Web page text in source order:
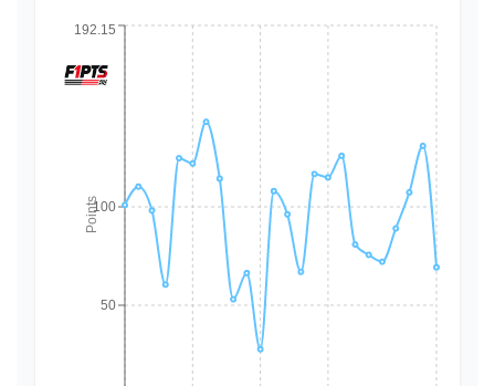
50
100
192.15
Points